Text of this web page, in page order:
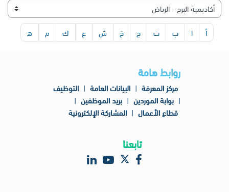
أ ا ب ت ج خ ش ع ك م ه
روابط هامة
مركز المعرفة | البيانات العامة | التوظيف
| بوابة الموردين | بريد الموظفين |
قطاع الأعمال | المشاركة الإلكترونية
تابعنا